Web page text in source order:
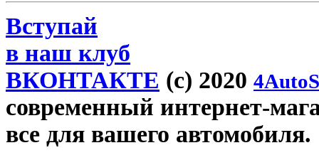
Вступай
в наш клуб
ВКОНТАКТЕ (c) 2020
современный интернет-
все для вашего автомобиля.